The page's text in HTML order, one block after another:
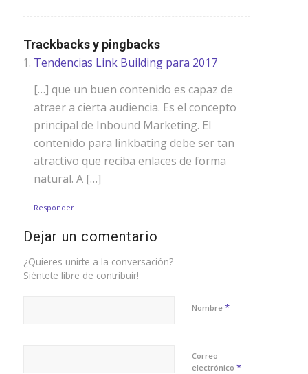
Trackbacks y pingbacks
Tendencias Link Building para 2017
[…] que un buen contenido es capaz de
atraer a cierta audiencia. Es el concepto
principal de Inbound Marketing. El
contenido para linkbating debe ser tan
atractivo que reciba enlaces de forma
natural. A […]
Responder
Dejar un comentario
¿Quieres unirte a la conversación?
Siéntete libre de contribuir!
Nombre *
Correo
electrónico *